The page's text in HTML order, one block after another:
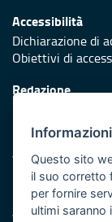
Accessibilità
Dichiarazione di
Obiettivi di
Redazione
Protezione civile
Vai al sito di
Iniziativa
Asse XI
Questo sito
il suo corretto
per fornire
ultimi